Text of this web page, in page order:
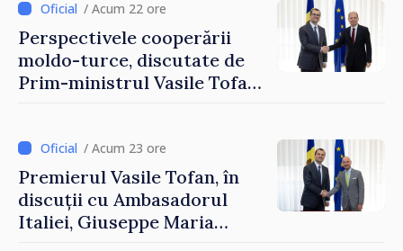
Reuniune la Moghiliov-
Podolsk
/ Acum 22 ore
Perspectivele cooperării
moldo-turce, discutate de
Prim-ministrul Vasile Tofan
/ Acum 23 ore
Premierul Vasile Tofan, în
discuții cu Ambasadorul
Italiei, Giuseppe Maria